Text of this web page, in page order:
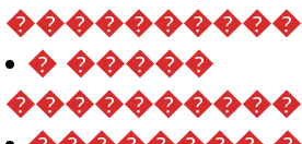
� �����